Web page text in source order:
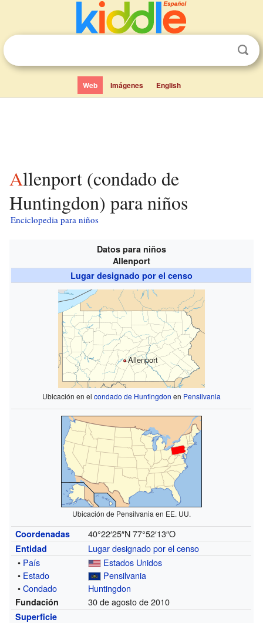
Web Imágenes English
Allenport (condado de
Huntingdon) para niños
Enciclopedia para niños
Datos para niños
Allenport
Lugar designado por el censo
Allenport
Ubicación en el condado de Huntingdon en Pensilvania
Ubicación de Pensilvania en EE. UU.
Coordenadas 40°22′25″N 77°52′13″O
Entidad
Lugar designado por el censo
• País
Estados Unidos
• Estado
Pensilvania
•Condado Huntingdon
Fundación 30 de agosto de 2010
Superficie